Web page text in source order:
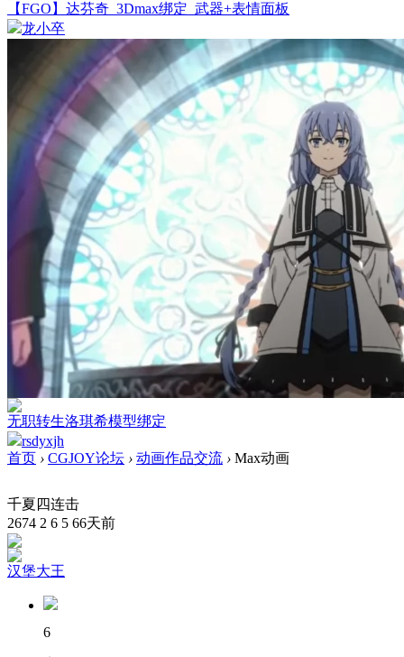
【FGO】达芬奇_3Dmax绑定_武器+表情面板
龙小卒
无职转生洛琪希模型绑定
rsdyxjh
首页 › CGJOY论坛 › 动画作品交流 › Max动画
千夏四连击
2674 2 6 5 66天前
汉堡大王
6